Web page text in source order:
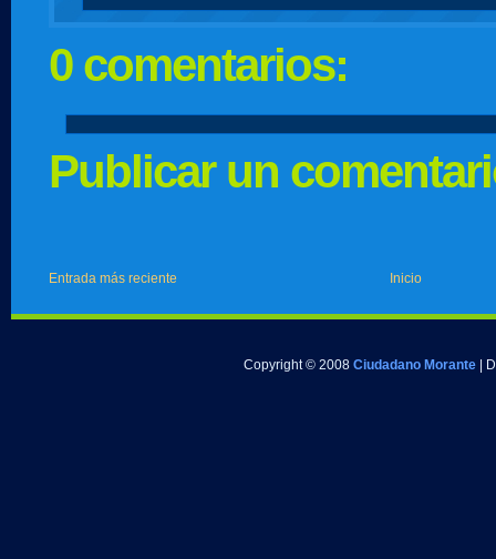
0 comentarios:
Publicar un
Entrada más reciente Inicio
Copyright © 2008 Ciudadano Morante |